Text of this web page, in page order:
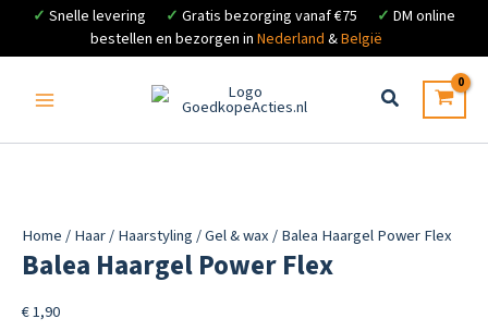
✓ Snelle levering ✓ Gratis bezorging vanaf €75 ✓ DM online
bestellen en bezorgen in Nederland &België
inhoud
Home/Haar/Haarstyling/Gel & wax/ Balea Haargel Power Flex
Balea Haargel Power Flex
€1,90